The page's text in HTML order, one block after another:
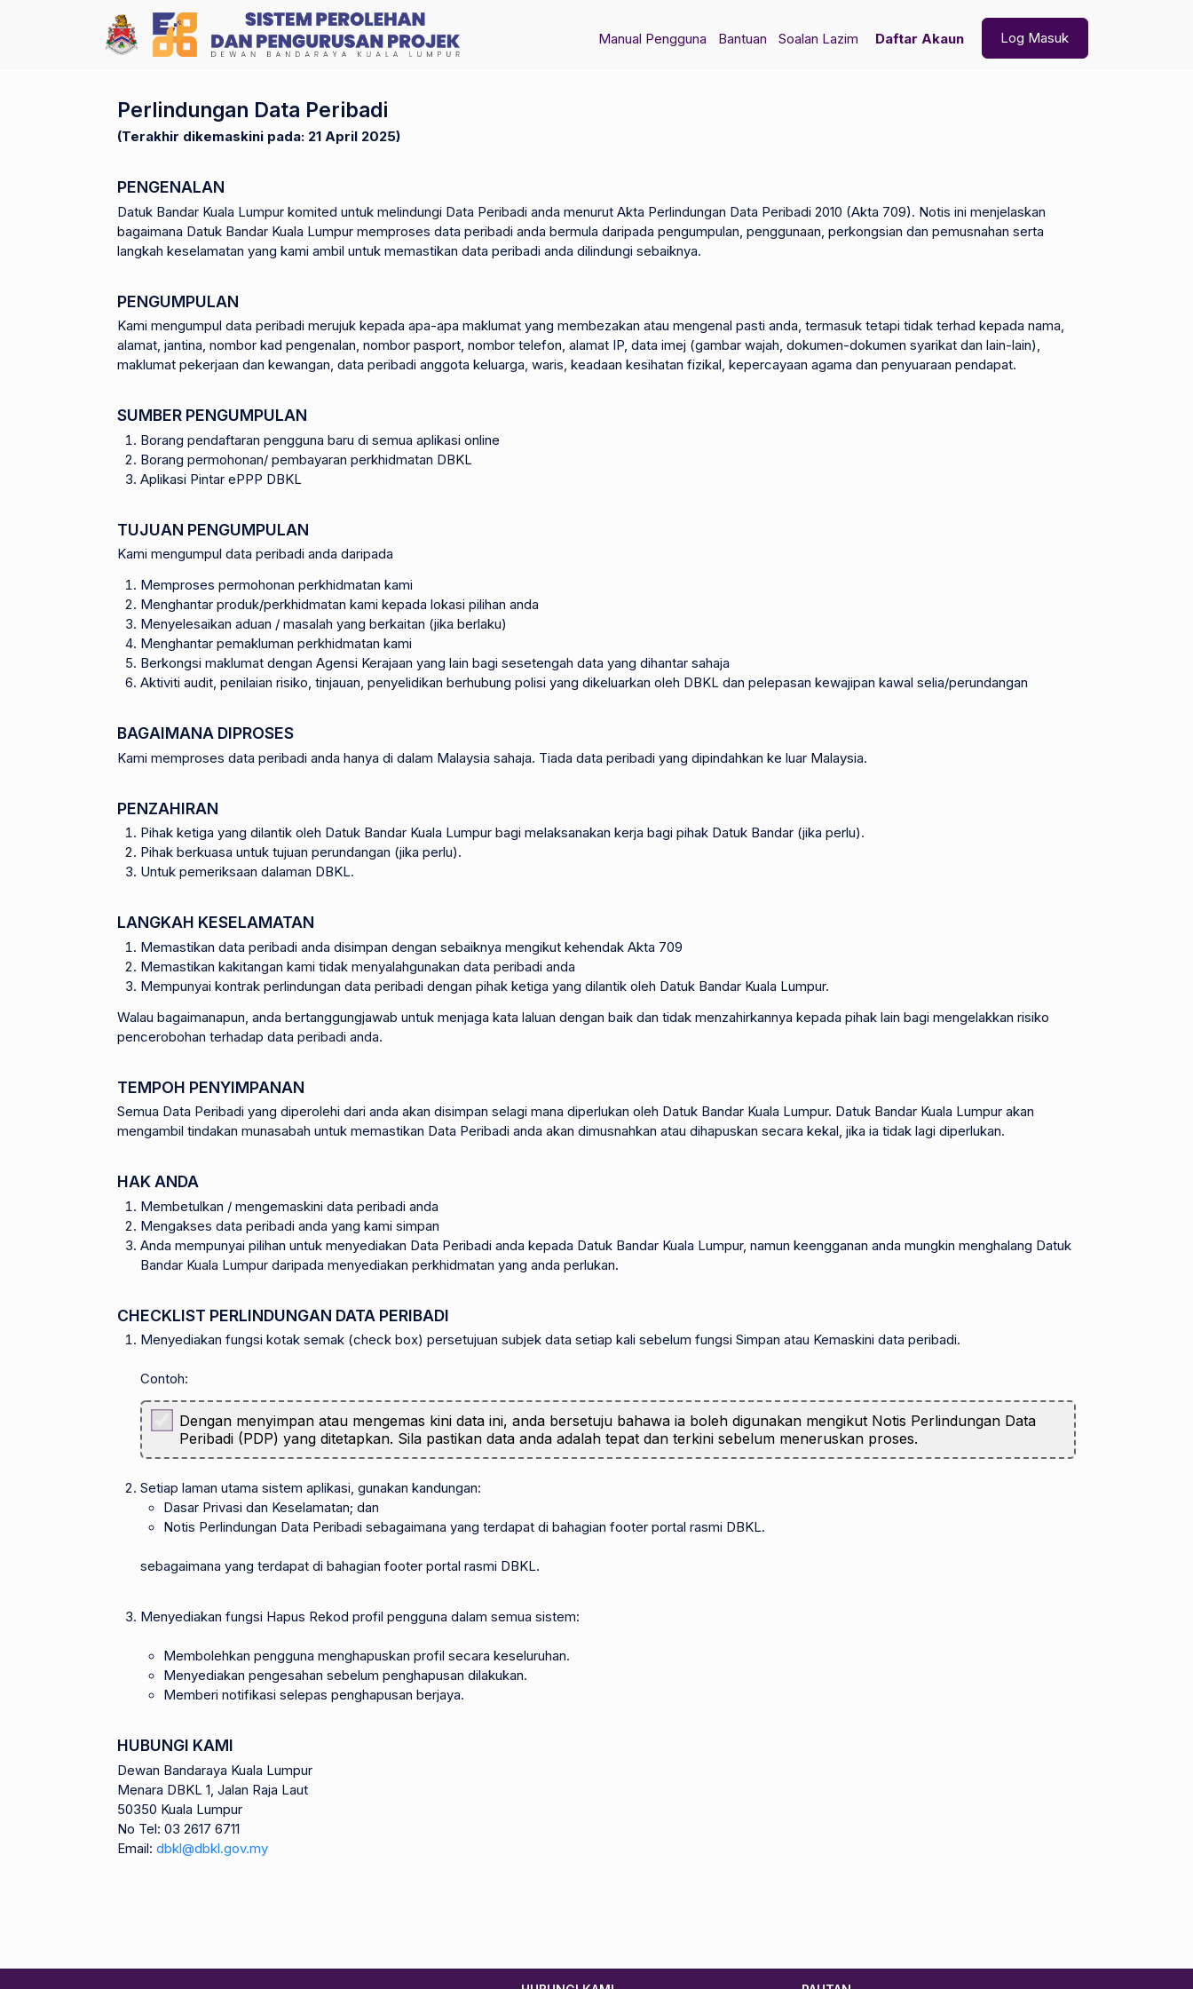
Manual Pengguna Bantuan Soalan Lazim Daftar Akaun Log Masuk
Perlindungan Data Peribadi
(Terakhir dikemaskini pada: 21 April 2025)
PENGENALAN
Datuk Bandar Kuala Lumpur komited untuk melindungi Data Peribadi anda menurut Akta Perlindungan Data Peribadi 2010 (Akta 709). Notis ini menjelaskan
bagaimana Datuk Bandar Kuala Lumpur memproses data peribadi anda bermula daripada pengumpulan, penggunaan, perkongsian dan pemusnahan serta
langkah keselamatan yang kami ambil untuk memastikan data peribadi anda dilindungi sebaiknya.
PENGUMPULAN
Kami mengumpul data peribadi merujuk kepada apa-apa maklumat yang membezakan atau mengenal pasti anda, termasuk tetapi tidak terhad kepada nama,
alamat, jantina, nombor kad pengenalan, nombor pasport, nombor telefon, alamat IP, data imej (gambar wajah, dokumen-dokumen syarikat dan lain-lain),
maklumat pekerjaan dan kewangan, data peribadi anggota keluarga, waris, keadaan kesihatan fizikal, kepercayaan agama dan penyuaraan pendapat.
SUMBER PENGUMPULAN
Borang pendaftaran pengguna baru di semua aplikasi online
Borang permohonan/ pembayaran perkhidmatan DBKL
Aplikasi Pintar ePPP DBKL
TUJUAN PENGUMPULAN
Kami mengumpul data peribadi anda daripada
Memproses permohonan perkhidmatan kami
Menghantar produk/perkhidmatan kami kepada lokasi pilihan anda
Menyelesaikan aduan / masalah yang berkaitan (jika berlaku)
Menghantar pemakluman perkhidmatan kami
Berkongsi maklumat dengan Agensi Kerajaan yang lain bagi sesetengah data yang dihantar sahaja
Aktiviti audit, penilaian risiko, tinjauan, penyelidikan berhubung polisi yang dikeluarkan oleh DBKL dan pelepasan kewajipan kawal selia/perundangan
BAGAIMANA DIPROSES
Kami memproses data peribadi anda hanya di dalam Malaysia sahaja. Tiada data peribadi yang dipindahkan ke luar Malaysia.
PENZAHIRAN
Pihak ketiga yang dilantik oleh Datuk Bandar Kuala Lumpur bagi melaksanakan kerja bagi pihak Datuk Bandar (jika perlu).
Pihak berkuasa untuk tujuan perundangan (jika perlu).
Untuk pemeriksaan dalaman DBKL.
LANGKAH KESELAMATAN
Memastikan data peribadi anda disimpan dengan sebaiknya mengikut kehendak Akta 709
Memastikan kakitangan kami tidak menyalahgunakan data peribadi anda
Mempunyai kontrak perlindungan data peribadi dengan pihak ketiga yang dilantik oleh Datuk Bandar Kuala Lumpur.
Walau bagaimanapun, anda bertanggungjawab untuk menjaga kata laluan dengan baik dan tidak menzahirkannya kepada pihak lain bagi mengelakkan risiko
pencerobohan terhadap data peribadi anda.
TEMPOH PENYIMPANAN
Semua Data Peribadi yang diperolehi dari anda akan disimpan selagi mana diperlukan oleh Datuk Bandar Kuala Lumpur. Datuk Bandar Kuala Lumpur akan
mengambil tindakan munasabah untuk memastikan Data Peribadi anda akan dimusnahkan atau dihapuskan secara kekal, jika ia tidak lagi diperlukan.
HAK ANDA
Membetulkan / mengemaskini data peribadi anda
Mengakses data peribadi anda yang kami simpan
Anda mempunyai pilihan untuk menyediakan Data Peribadi anda kepada Datuk Bandar Kuala Lumpur, namun keengganan anda mungkin menghalang Datuk
Bandar Kuala Lumpur daripada menyediakan perkhidmatan yang anda perlukan.
CHECKLIST PERLINDUNGAN DATA PERIBADI
Menyediakan fungsi kotak semak (check box) persetujuan subjek data setiap kali sebelum fungsi Simpan atau Kemaskini data peribadi.
Contoh:
Dengan menyimpan atau mengemas kini data ini, anda bersetuju bahawa ia boleh digunakan mengikut Notis Perlindungan Data
Peribadi (PDP) yang ditetapkan. Sila pastikan data anda adalah tepat dan terkini sebelum meneruskan proses.
Setiap laman utama sistem aplikasi, gunakan kandungan:
Dasar Privasi dan Keselamatan; dan
Notis Perlindungan Data Peribadi sebagaimana yang terdapat di bahagian footer portal rasmi DBKL.
sebagaimana yang terdapat di bahagian footer portal rasmi DBKL.
Menyediakan fungsi Hapus Rekod profil pengguna dalam semua sistem:
Membolehkan pengguna menghapuskan profil secara keseluruhan.
Menyediakan pengesahan sebelum penghapusan dilakukan.
Memberi notifikasi selepas penghapusan berjaya.
HUBUNGI KAMI
Dewan Bandaraya Kuala Lumpur
Menara DBKL 1, Jalan Raja Laut
50350 Kuala Lumpur
No Tel: 03 2617 6711
Email: dbkl@dbkl.gov.my